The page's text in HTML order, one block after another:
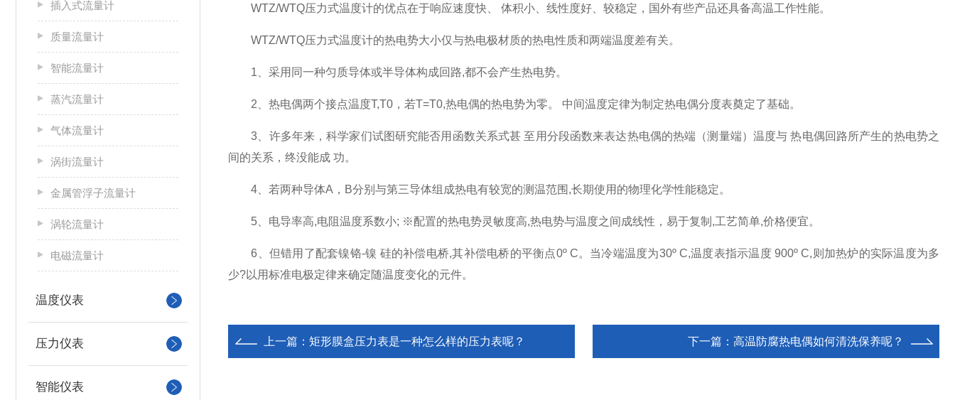
插入式流量计
质量流量计
智能流量计
蒸汽流量计
气体流量计
涡街流量计
金属管浮子流量计
涡轮流量计
电磁流量计
温度仪表
压力仪表
智能仪表
WTZ/WTQ压力式温度计的优点在于响应速度快、 体积小、线性度好、较稳定，国外有些产品还具备高温工作性能。
WTZ/WTQ压力式温度计的热电势大小仅与热电极材质的热电性质和两端温度差有关。
1、采用同一种匀质导体或半导体构成回路,都不会产生热电势。
2、热电偶两个接点温度T,T0，若T=T0,热电偶的热电势为零。 中间温度定律为制定热电偶分度表奠定了基础。
3、许多年来，科学家们试图研究能否用函数关系式甚 至用分段函数来表达热电偶的热端（测量端）温度与 热电偶回路所产生的热电势之
间的关系，终没能成 功。
4、若两种导体A，B分别与第三导体组成热电有较宽的测温范围,长期使用的物理化学性能稳定。
5、电导率高,电阻温度系数小; ※配置的热电势灵敏度高,热电势与温度之间成线性，易于复制,工艺简单,价格便宜。
6、但错用了配套镍铬-镍 硅的补偿电桥,其补偿电桥的平衡点0º C。当冷端温度为30º C,温度表指示温度 900º C,则加热炉的实际温度为多
少?以用标准电极定律来确定随温度变化的元件。
上一篇： 矩形膜盒压力表是一种怎么样的压力表呢？ 下一篇： 高温防腐热电偶如何清洗保养呢？